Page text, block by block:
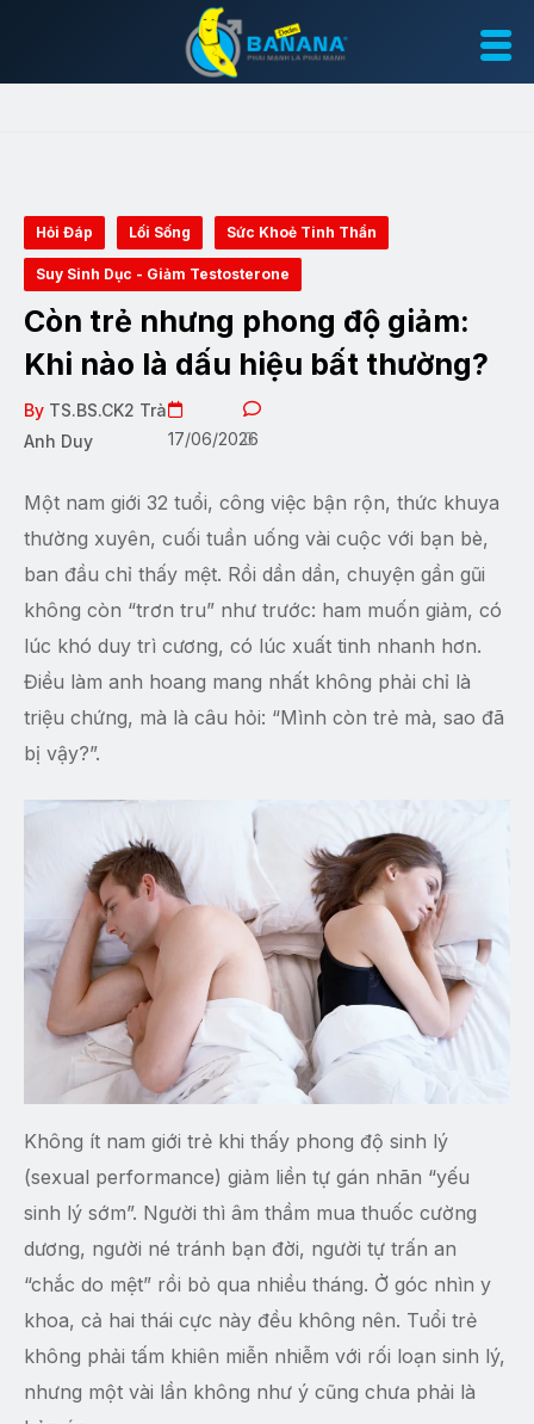
Hỏi Đáp Lối Sống Sức Khoẻ Tinh Thần
Suy Sinh Dục - Giảm Testosterone
Còn trẻ nhưng phong độ giảm:
Khi nào là dấu hiệu bất thường?
By TS.BS.CK2 Trà
Anh Duy
17/06/2026
0
Một nam giới 32 tuổi, công việc bận rộn, thức khuya
thường xuyên, cuối tuần uống vài cuộc với bạn bè,
ban đầu chỉ thấy mệt. Rồi dần dần, chuyện gần gũi
không còn “trơn tru” như trước: ham muốn giảm, có
lúc khó duy trì cương, có lúc xuất tinh nhanh hơn.
Điều làm anh hoang mang nhất không phải chỉ là
triệu chứng, mà là câu hỏi: “Mình còn trẻ mà, sao đã
bị vậy?”.
Không ít nam giới trẻ khi thấy phong độ sinh lý
(sexual performance) giảm liền tự gán nhãn “yếu
sinh lý sớm”. Người thì âm thầm mua thuốc cường
dương, người né tránh bạn đời, người tự trấn an
“chắc do mệt” rồi bỏ qua nhiều tháng. Ở góc nhìn y
khoa, cả hai thái cực này đều không nên. Tuổi trẻ
không phải tấm khiên miễn nhiễm với rối loạn sinh lý,
nhưng một vài lần không như ý cũng chưa phải là